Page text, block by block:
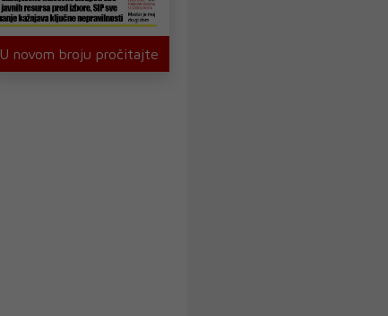
U novom broju pročitajte